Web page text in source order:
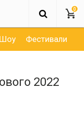
0
Шоу Фестивали
2022